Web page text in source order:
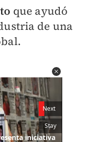
que ayudó
de una